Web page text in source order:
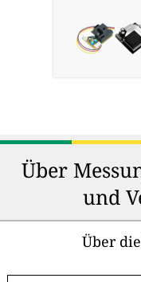
Über
und
Über